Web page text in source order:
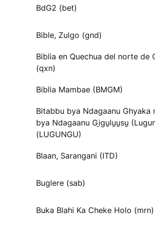
BdG2 (bet)
Bible, Zulgo (gnd)
Biblia en Quechua del norte de
(qxn)
Biblia Mambae (BMGM)
Bitabbu bya Ndagaanu Ghyaka
bya Ndagaanu Gi̱gu̱lu̱u̱su̱
(LUGUNGU)
Blaan, Sarangani (ITD)
Buglere (sab)
Buka Blahi Ka Cheke Holo (mrn)